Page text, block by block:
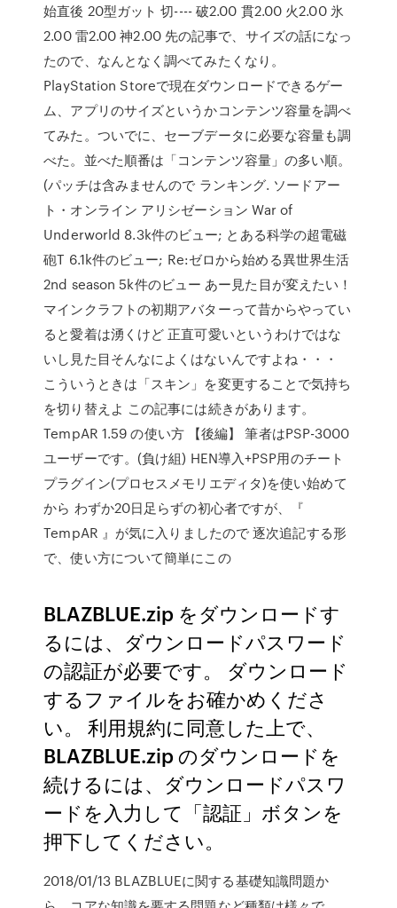
始直後 20型ガット 切---- 破2.00 貫2.00 火2.00 氷
2.00 雷2.00 神2.00 先の記事で、サイズの話になっ
たので、なんとなく調べてみたくなり。
PlayStation Storeで現在ダウンロードできるゲー
ム、アプリのサイズというかコンテンツ容量を調べ
てみた。ついでに、セーブデータに必要な容量も調
べた。並べた順番は「コンテンツ容量」の多い順。
(パッチは含みませんので ランキング. ソードアー
ト・オンライン アリシゼーション War of
Underworld 8.3k件のビュー; とある科学の超電磁
砲T 6.1k件のビュー; Re:ゼロから始める異世界生活
2nd season 5k件のビュー あー見た目が変えたい！
マインクラフトの初期アバターって昔からやってい
ると愛着は湧くけど 正直可愛いというわけではな
いし見た目そんなによくはないんですよね・・・
こういうときは「スキン」を変更することで気持ち
を切り替えよ この記事には続きがあります。
TempAR 1.59 の使い方 【後編】 筆者はPSP-3000
ユーザーです。(負け組) HEN導入+PSP用のチート
プラグイン(プロセスメモリエディタ)を使い始めて
から わずか20日足らずの初心者ですが、『
TempAR 』が気に入りましたので 逐次追記する形
で、使い方について簡単にこの
BLAZBLUE.zip をダウンロードす
るには、ダウンロードパスワード
の認証が必要です。 ダウンロード
するファイルをお確かめくださ
い。 利用規約に同意した上で、
BLAZBLUE.zip のダウンロードを
続けるには、ダウンロードパスワ
ードを入力して「認証」ボタンを
押下してください。
2018/01/13 BLAZBLUEに関する基礎知識問題か